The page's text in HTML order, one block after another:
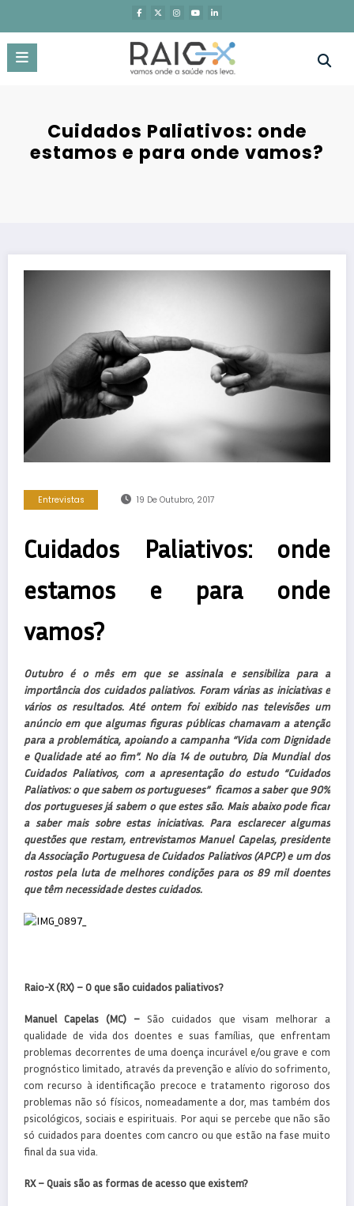
o
conteúdo
Cuidados Paliativos: onde
estamos e para onde vamos?
Entrevistas 19 De Outubro, 2017
Cuidados Paliativos: onde
estamos e para onde
vamos?
Outubro é o mês em que se assinala e sensibiliza para a
importância dos cuidados paliativos. Foram várias as iniciativas e
vários os resultados. Até ontem foi exibido nas televisões um
anúncio em que algumas figuras públicas chamavam a atenção
para a problemática, apoiando a campanha “Vida com Dignidade
e Qualidade até ao fim”. No dia 14 de outubro, Dia Mundial dos
Cuidados Paliativos, com a apresentação do estudo “Cuidados
Paliativos: o que sabem os portugueses” ficamos a saber que 90%
dos portugueses já sabem o que estes são. Mais abaixo pode ficar
a saber mais sobre estas iniciativas. Para esclarecer algumas
questões que restam, entrevistamos Manuel Capelas, presidente
da Associação Portuguesa de Cuidados Paliativos (APCP) e um dos
rostos pela luta de melhores condições para os 89 mil doentes
que têm necessidade destes cuidados.
Raio-X (RX) –O que são cuidados paliativos?
Manuel Capelas (MC) – São cuidados que visam melhorar a
qualidade de vida dos doentes e suas famílias, que enfrentam
problemas decorrentes de uma doença incurável e/ou grave e com
prognóstico limitado, através da prevenção e alívio do sofrimento,
com recurso à identificação precoce e tratamento rigoroso dos
problemas não só físicos, nomeadamente a dor, mas também dos
psicológicos, sociais e espirituais. Por aqui se percebe que não são
só cuidados para doentes com cancro ou que estão na fase muito
final da sua vida.
RX –Quais são as formas de acesso que existem?